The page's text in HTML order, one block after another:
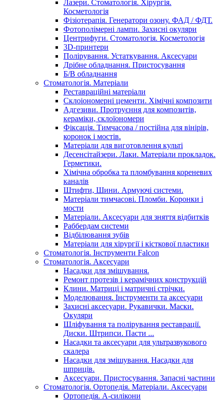
Лазери. Стоматологія. Хірургія.
Косметологія
Фізіотерапія. Генератори озону. ФАД / ФДТ.
Фотополімерні лампи. Захисні окуляри
Центрифуги. Стоматологія. Косметологія
3D-принтери
Полірування. Устаткування. Аксесуари
Дрібне обладнання. Пристосування
Б/В обладнання
Стоматологія. Матеріали
Реставраційні матеріали
Склоіономерні цементи. Хімічні композити
Адгезиви. Протруєння для композитів,
кераміки, склоїономери
Фіксація. Тимчасова / постійна для вінірів,
коронок і мостів.
Матеріали для виготовлення культі
Десенсітайзери. Лаки. Матеріали прокладок.
Герметики.
Хімічна обробка та пломбування кореневих
каналів
Штифти, Шини. Армуючі системи.
Матеріали тимчасові. Пломби. Коронки і
мости
Матеріали. Аксесуари для зняття відбитків
Раббердам системи
Відбілювання зубів
Матеріали для хірургії і кісткової пластики
Стоматологія. Інструменти Falcon
Стоматологія. Аксесуари
Насадки для змішування.
Ремонт протезів і керамічних конструкцій
Клини. Матриці і матричні стрічки.
Моделювання. Інструменти та аксесуари
Захисні аксесуари. Рукавички. Маски.
Окуляри
Шліфування та полірування реставрації.
Диски. Штрипси. Пасти ...
Насадки та аксесуари для ультразвукового
скалера
Насадки для змішування. Насадки для
шприців.
Аксесуари. Пристосування. Запасні частини
Стоматологія. Ортопедія. Матеріали. Аксесуари
Ортопедія. А-силікони